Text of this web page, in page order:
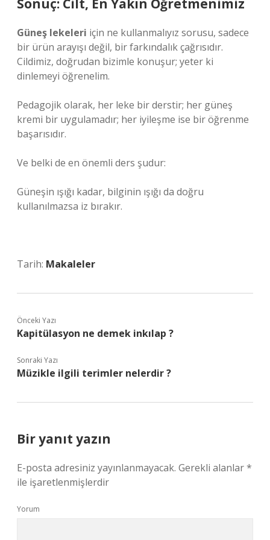
Sonuç: Cilt, En Yakın Öğretmenimiz
Güneş lekeleri için ne kullanmalıyız sorusu, sadece
bir ürün arayışı değil, bir farkındalık çağrısıdır.
Cildimiz, doğrudan bizimle konuşur; yeter ki
dinlemeyi öğrenelim.
Pedagojik olarak, her leke bir derstir; her güneş
kremi bir uygulamadır; her iyileşme ise bir öğrenme
başarısıdır.
Ve belki de en önemli ders şudur:
Güneşin ışığı kadar, bilginin ışığı da doğru
kullanılmazsa iz bırakır.
Tarih: Makaleler
Önceki Yazı
Kapitülasyon ne demek inkılap ?
Sonraki Yazı
Müzikle ilgili terimler nelerdir ?
Bir yanıt yazın
E-posta adresiniz yayınlanmayacak. Gerekli alanlar*
ile işaretlenmişlerdir
Yorum